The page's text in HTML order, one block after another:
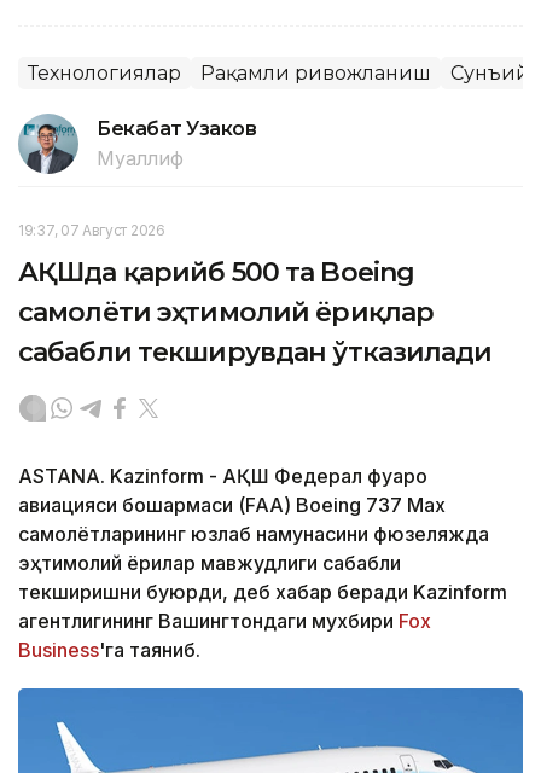
Технологиялар Рақамли ривожланиш Сунъий
Бекабат Узаков
Муаллиф
19:37, 07 Август 2026
АҚШда қарийб 500 та Boeing
самолёти эҳтимолий ёриқлар
сабабли текширувдан ўтказилади
ASTANA. Kazinform - АҚШ Федерал фуқаро
авиацияси бошқармаси (FAA) Boeing 737 Max
самолётларининг юзлаб намунасини фюзеляжда
эҳтимолий ёриқлар мавжудлиги сабабли
текширишни буюрди, деб хабар беради Kazinform
агентлигининг Вашингтондаги мухбири Fox
Business'га таяниб.